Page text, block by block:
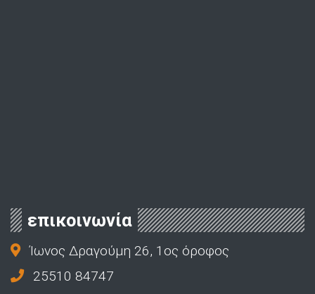
επικοινωνία
Ίωνος Δραγούμη 26, 1ος όροφος
25510 84747